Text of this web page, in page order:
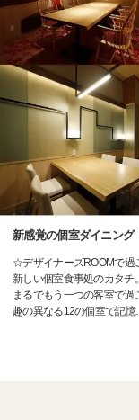
新感覚の個室ダイニング
☆デザイナーズROOMで
新しい個室食事処のカタチ。
まるでもう一つの客室で過
趣の異なる12の個室で記憶